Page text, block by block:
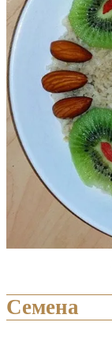
Семена